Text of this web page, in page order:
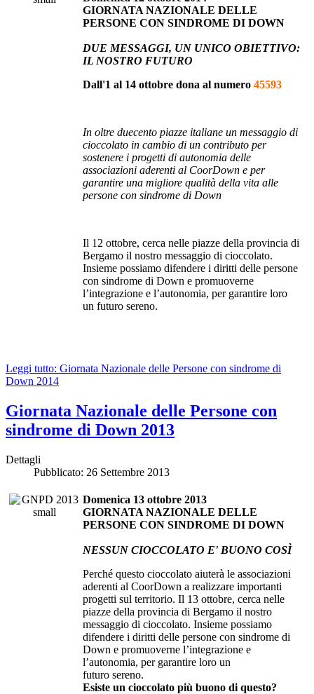
GIORNATA NAZIONALE DELLE
PERSONE CON SINDROME DI DOWN
DUE MESSAGGI, UN UNICO OBIETTIVO:
IL NOSTRO FUTURO
Dall'1 al 14 ottobre dona al numero 45593
In oltre duecento piazze italiane un messaggio di
cioccolato in cambio di un contributo per
sostenere i progetti di autonomia delle
associazioni aderenti al CoorDown e per
garantire una migliore qualità della vita alle
persone con sindrome di Down
Il 12 ottobre, cerca nelle piazze della provincia di
Bergamo il nostro messaggio di cioccolato.
Insieme possiamo difendere i diritti delle persone
con sindrome di Down e promuoverne
l’integrazione e l’autonomia, per garantire loro
un futuro sereno.
Leggi tutto: Giornata Nazionale delle Persone con sindrome di
Down 2014
Giornata Nazionale delle Persone con
sindrome di Down 2013
Dettagli
Pubblicato: 26 Settembre 2013
Domenica 13 ottobre 2013
GIORNATA NAZIONALE DELLE
PERSONE CON SINDROME DI DOWN
NESSUN CIOCCOLATO E' BUONO COSÌ
Perché questo cioccolato aiuterà le associazioni
aderenti al CoorDown a realizzare importanti
progetti sul territorio. Il 13 ottobre, cerca nelle
piazze della provincia di Bergamo il nostro
messaggio di cioccolato. Insieme possiamo
difendere i diritti delle persone con sindrome di
Down e promuoverne l’integrazione e
l’autonomia, per garantire loro un
futuro sereno.
Esiste un cioccolato più buono di questo?